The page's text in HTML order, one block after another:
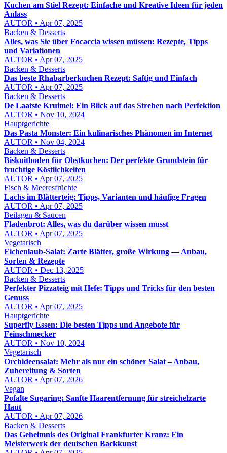
Kuchen am Stiel Rezept: Einfache und Kreative Ideen für jeden
Anlass
AUTOR • Apr 07, 2025
Backen & Desserts
Alles, was Sie über Focaccia wissen müssen: Rezepte, Tipps
und Variationen
AUTOR • Apr 07, 2025
Backen & Desserts
Das beste Rhabarberkuchen Rezept: Saftig und Einfach
AUTOR • Apr 07, 2025
Backen & Desserts
De Laatste Kruimel: Ein Blick auf das Streben nach Perfektion
AUTOR • Nov 10, 2024
Hauptgerichte
Das Pasta Monster: Ein kulinarisches Phänomen im Internet
AUTOR • Nov 04, 2024
Backen & Desserts
Biskuitboden für Obstkuchen: Der perfekte Grundstein für
fruchtige Köstlichkeiten
AUTOR • Apr 07, 2025
Fisch & Meeresfrüchte
Lachs im Blätterteig: Tipps, Varianten und häufige Fragen
AUTOR • Apr 07, 2025
Beilagen & Saucen
Fladenbrot: Alles, was du darüber wissen musst
AUTOR • Apr 07, 2025
Vegetarisch
Eichenlaub-Salat: Zarte Blätter, große Wirkung — Anbau,
Sorten & Rezepte
AUTOR • Dec 13, 2025
Backen & Desserts
Perfekter Pizzateig mit Hefe: Tipps und Tricks für den besten
Genuss
AUTOR • Apr 07, 2025
Hauptgerichte
Superfly Essen: Die besten Tipps und Angebote für
Feinschmecker
AUTOR • Nov 10, 2024
Vegetarisch
Orchideensalat: Mehr als nur ein schöner Salat – Anbau,
Zubereitung & Sorten
AUTOR • Apr 07, 2026
Vegan
Pofalte Sugaring: Sanfte Haarentfernung für streichelzarte
Haut
AUTOR • Apr 07, 2026
Backen & Desserts
Das Geheimnis des Original Frankfurter Kranz: Ein
Meisterwerk der deutschen Backkunst